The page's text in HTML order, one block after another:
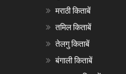
मराठी किताबें
तमिल किताबें
तेलगु किताबें
बंगाली किताबें